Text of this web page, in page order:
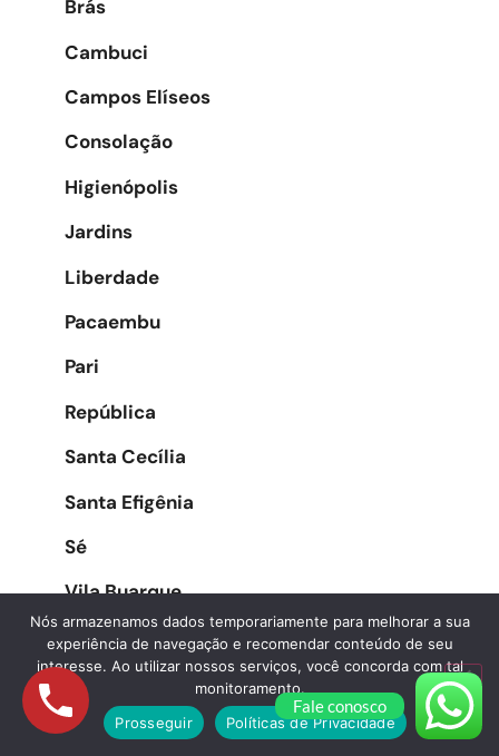
Brás
Cambuci
Campos Elíseos
Consolação
Higienópolis
Jardins
Liberdade
Pacaembu
Pari
República
Santa Cecília
Santa Efigênia
Sé
Vila Buarque
Zona Oeste
Água Branca
Fale conosco
Nós armazenamos dados temporariamente para melhorar a sua
experiência de navegação e recomendar conteúdo de seu
interesse. Ao utilizar nossos serviços, você concorda com tal
monitoramento.
Prosseguir
Políticas de Privacidade